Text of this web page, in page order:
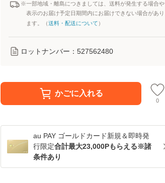
※一部地域・離島につきましては、送料が発生する場合や
表示のお届け予定日期間内にお届けできない場合があり
ます。（送料・配送について ）
ロットナンバー： 527562480
かごに入れる
0
au PAY ゴールドカード新規＆即時発
行限定合計最大23,000Pもらえる※諸
条件あり